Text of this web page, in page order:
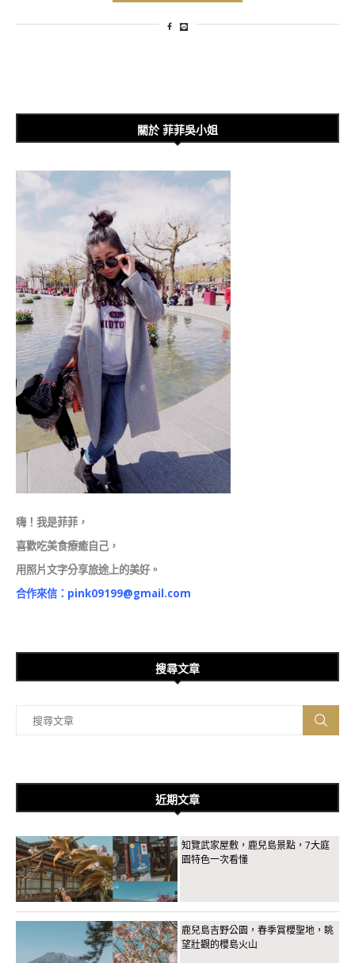
關於 菲菲吳小姐
嗨！我是菲菲，
喜歡吃美食療癒自己，
用照片文字分享旅途上的美好。
合作來信： pink09199@gmail.com
搜尋文章
近期文章
知覽武家屋敷，鹿兒島景點，7大庭
園特色一次看懂
鹿兒島吉野公園，春季賞櫻聖地，眺
望壯觀的櫻島火山